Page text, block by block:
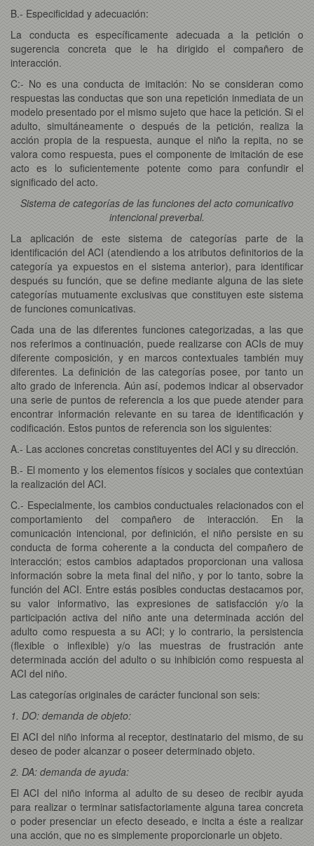
B.- Especificidad y adecuación:
La conducta es específicamente adecuada a la petición o
sugerencia concreta que le ha dirigido el compañero de
interacción.
C:- No es una conducta de imitación: No se consideran como
respuestas las conductas que son una repetición inmediata de un
modelo presentado por el mismo sujeto que hace la petición. Si el
adulto, simultáneamente o después de la petición, realiza la
acción propia de la respuesta, aunque el niño la repita, no se
valora como respuesta, pues el componente de imitación de ese
acto es lo suficientemente potente como para confundir el
significado del acto.
Sistema de categorías de las funciones del acto comunicativo
intencional preverbal.
La aplicación de este sistema de categorías parte de la
identificación del ACI (atendiendo a los atributos definitorios de la
categoría ya expuestos en el sistema anterior), para identificar
después su función, que se define mediante alguna de las siete
categorías mutuamente exclusivas que constituyen este sistema
de funciones comunicativas.
Cada una de las diferentes funciones categorizadas, a las que
nos referimos a continuación, puede realizarse con ACIs de muy
diferente composición, y en marcos contextuales también muy
diferentes. La definición de las categorías posee, por tanto un
alto grado de inferencia. Aún así, podemos indicar al observador
una serie de puntos de referencia a los que puede atender para
encontrar información relevante en su tarea de identificación y
codificación. Estos puntos de referencia son los siguientes:
A.- Las acciones concretas constituyentes del ACI y su dirección.
B.- El momento y los elementos físicos y sociales que contextúan
la realización del ACI.
C.- Especialmente, los cambios conductuales relacionados con el
comportamiento del compañero de interacción. En la
comunicación intencional, por definición, el niño persiste en su
conducta de forma coherente a la conducta del compañero de
interacción; estos cambios adaptados proporcionan una valiosa
información sobre la meta final del niño, y por lo tanto, sobre la
función del ACI. Entre estás posibles conductas destacamos por,
su valor informativo, las expresiones de satisfacción y/o la
participación activa del niño ante una determinada acción del
adulto como respuesta a su ACI; y lo contrario, la persistencia
(flexible o inflexible) y/o las muestras de frustración ante
determinada acción del adulto o su inhibición como respuesta al
ACI del niño.
Las categorías originales de carácter funcional son seis:
1. DO: demanda de objeto:
El ACI del niño informa al receptor, destinatario del mismo, de su
deseo de poder alcanzar o poseer determinado objeto.
2. DA: demanda de ayuda:
El ACI del niño informa al adulto de su deseo de recibir ayuda
para realizar o terminar satisfactoriamente alguna tarea concreta
o poder presenciar un efecto deseado, e incita a éste a realizar
una acción, que no es simplemente proporcionarle un objeto.